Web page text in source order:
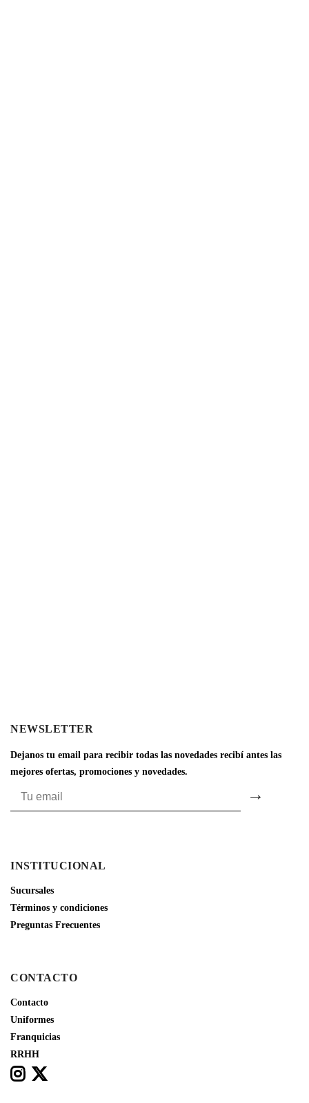
NEWSLETTER
Dejanos tu email para recibir todas las novedades recibí antes las
mejores ofertas, promociones y novedades.
INSTITUCIONAL
Sucursales
Términos y condiciones
Preguntas Frecuentes
CONTACTO
Contacto
Uniformes
Franquicias
RRHH